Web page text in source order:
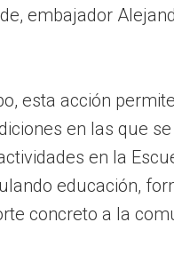
embajador
esta acción permite
en las que se
en la
educación,
concreto a la